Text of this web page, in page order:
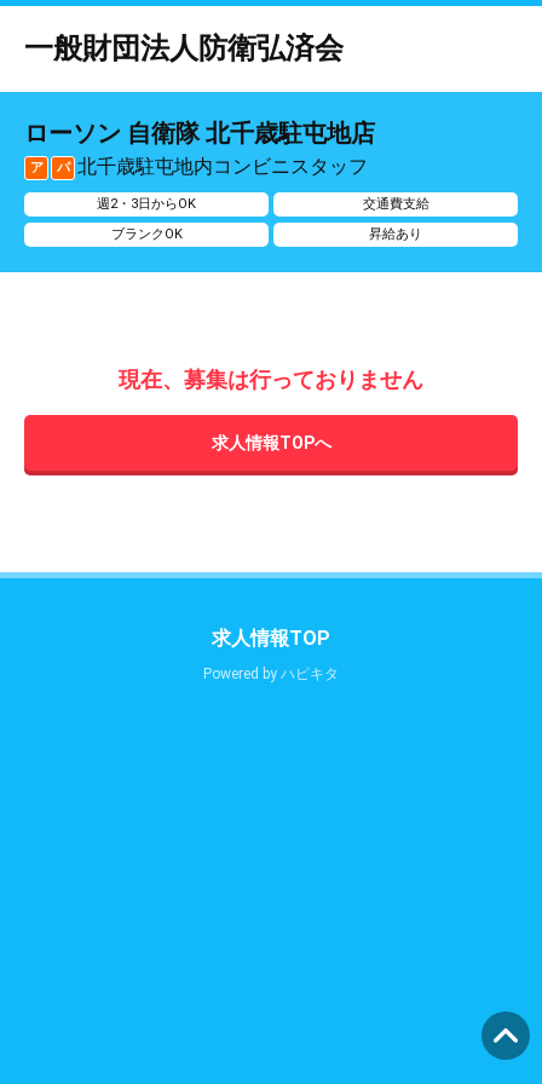
一般財団法人防衛弘済会
ローソン 自衛隊 北千歳駐屯地店
ア パ 北千歳駐屯地内コンビニスタッフ
週2・3日からOK
交通費支給
ブランクOK
昇給あり
現在、募集は行っておりません
求人情報TOPへ
求人情報TOP
Powered by ハピキタ